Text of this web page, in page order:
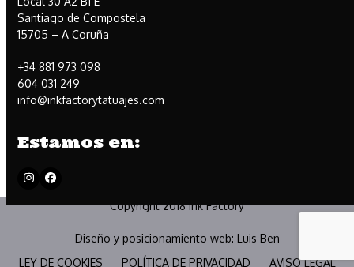
Santiago de Compostela
15705 – A Coruña
+34 881 973 098
604 031 249
info@inkfactorytatuajes.com
Estamos en:
InstagramFacebook
Copyright 2018 Ink Factory
Diseño y posicionamiento web: Luis Ben
LEY DE COOKIES
POLÍTICA DE PRIVACIDAD AVISO LEGAL